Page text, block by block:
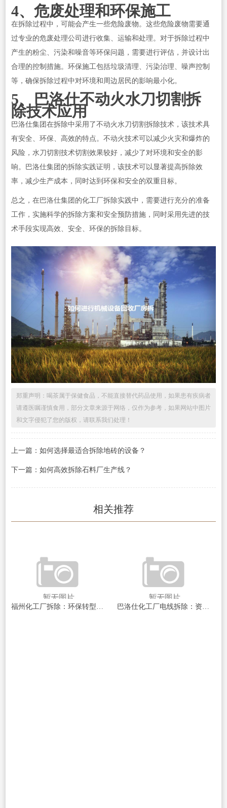
4、危废处理和环保施工
在拆除过程中，可能会产生一些危险废物。这些危险废物需要通
过专业的危废处理公司进行收集、运输和处理。对于拆除过程中
产生的粉尘、污染和噪音等环保问题，需要进行评估，并设计出
合理的控制措施。环保施工包括垃圾清理、污染治理、噪声控制
等，确保拆除过程中对环境和周边居民的影响最小化。
5、巴洛仕不动火水刀切割拆
除技术应用
巴洛仕集团在拆除中采用了不动火水刀切割拆除技术，该技术具
有安全、环保、高效的特点。不动火技术可以减少火灾和爆炸的
风险，水刀切割技术切割效果较好，减少了对环境和安全的影
响。巴洛仕集团的拆除实践证明，该技术可以显著提高拆除效
率，减少生产成本，同时达到环保和安全的双重目标。
总之，在巴洛仕集团的化工厂拆除实践中，需要进行充分的准备
工作，实施科学的拆除方案和安全预防措施，同时采用先进的技
术手段实现高效、安全、环保的拆除目标。
郑重声明：喝茶属于保健食品，不能直接替代药品使用，如果患有疾病者
请遵医嘱谨慎食用，部分文章来源于网络，仅作为参考，如果网站中图片
和文字侵犯了您的版权，请联系我们处理！
上一篇：如何选择最适合拆除地砖的设备？
下一篇：如何高效拆除石料厂生产线？
相关推荐